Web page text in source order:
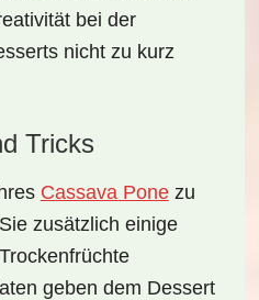
bei der
nicht zu kurz
Tricks
Cassava Ponezu
zusätzlich einige
geben dem Dessert